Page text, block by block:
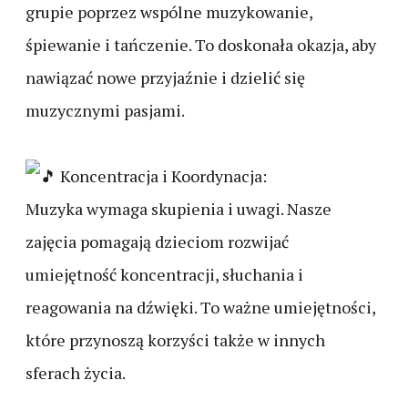
grupie poprzez wspólne muzykowanie,
śpiewanie i tańczenie. To doskonała okazja, aby
nawiązać nowe przyjaźnie i dzielić się
muzycznymi pasjami.
Koncentracja i Koordynacja:
Muzyka wymaga skupienia i uwagi. Nasze
zajęcia pomagają dzieciom rozwijać
umiejętność koncentracji, słuchania i
reagowania na dźwięki. To ważne umiejętności,
które przynoszą korzyści także w innych
sferach życia.